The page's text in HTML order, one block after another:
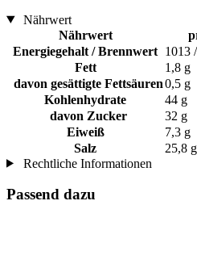
Nährwert
Nährwert
Energiegehalt / Brennwert 1013
Fett
1,8 g
davon gesättigte Fettsäuren0,5 g
Kohlenhydrate
44 g
davon Zucker
32 g
Eiweiß
7,3 g
Salz
25,8 g
Rechtliche Informationen
Passend dazu